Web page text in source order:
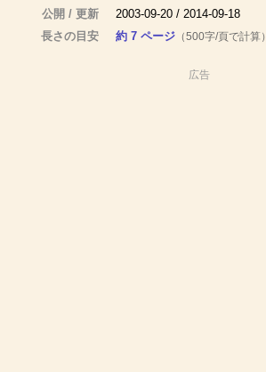
公開 / 更新
2003-09-20 / 2014-09-18
長さの目安
約 7 ページ（500字/頁で計算）
広告